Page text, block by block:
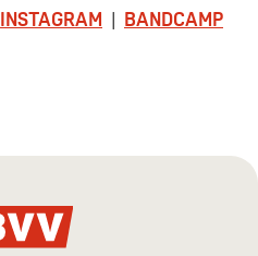
INSTAGRAM | BANDCAMP